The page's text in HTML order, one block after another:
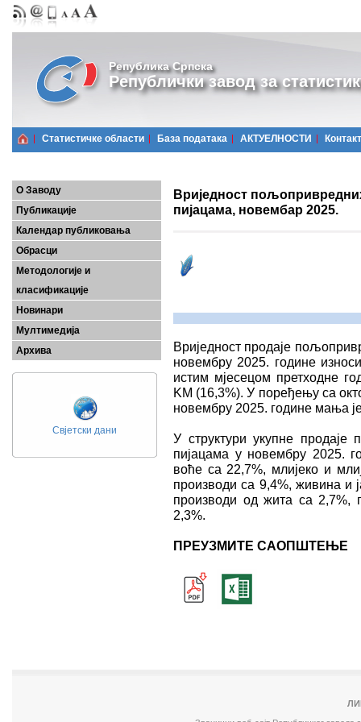
Република Српска
Републички завод за
Статистичке области Базa података АКТУЕЛНОСТИ Контакт
О Заводу
Публикације
Календар публиковања
Обрасци
Методологије и
класификације
Новинари
Мултимедија
Архива
Свјетски дани
Вриједност
пијацама, новембар 2025.
Вриједност продаjе
новембру 2025. године
истим мјесецом претходне
KМ (16,3%). У поређењу са
новембру 2025. године мања
У структури укупне
пијацама у новембру 2025.
воће са 22,7%, млијеко и
производи са 9,4%, живина и
производи од жита са 2,7%,
2,3%.
ПРЕУЗМИТЕ САОПШТЕЊЕ